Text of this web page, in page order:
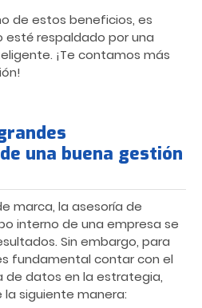
de estos beneficios, es
respaldado por una
¡Te contamos más
una buena gestión
marca, la asesoría de
interno de una empresa se
Sin embargo, para
fundamental contar con el
de datos en la estrategia,
siguiente manera: